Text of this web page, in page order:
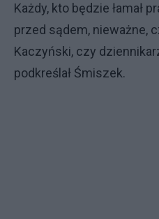
Każdy, kto będzie łamał
przed sądem, nieważne,
Kaczyński, czy
podkreślał Śmiszek.